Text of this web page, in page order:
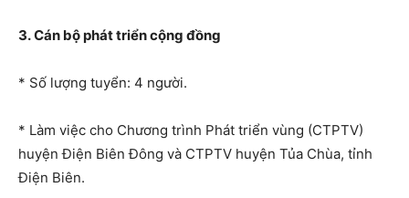
3. Cán bộ phát triển cộng đồng
* Số lượng tuyển: 4 người.
* Làm việc cho Chương trình Phát triển vùng (CTPTV)
huyện Điện Biên Đông và CTPTV huyện Tủa Chùa, tỉnh
Điện Biên.